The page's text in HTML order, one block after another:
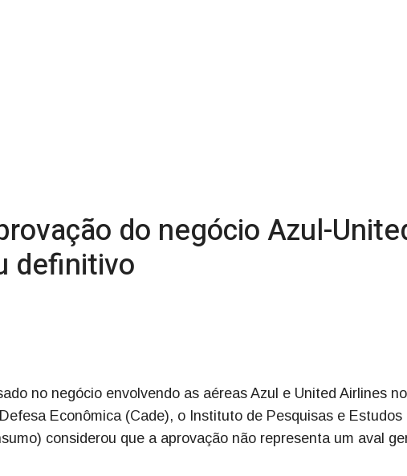
do negócio Azul-
definitivo
no negócio envolvendo as aéreas Azul e United Airlines
Econômica (Cade), o Instituto de Pesquisas e Estudos
considerou que a aprovação não representa um aval